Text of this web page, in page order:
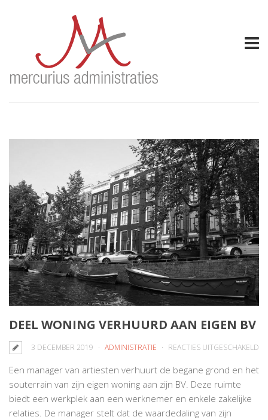
DEEL WONING VERHUURD AAN EIGEN BV
3 DECEMBER 2019 ADMINISTRATIE REACTIES UITGESCHAKELD
Een manager van artiesten verhuurt de begane grond en het
souterrain van zijn eigen woning aan zijn BV. Deze ruimte
biedt een werkplek aan een werknemer en enkele zakelijke
relaties. De manager stelt dat de waardedaling van zijn